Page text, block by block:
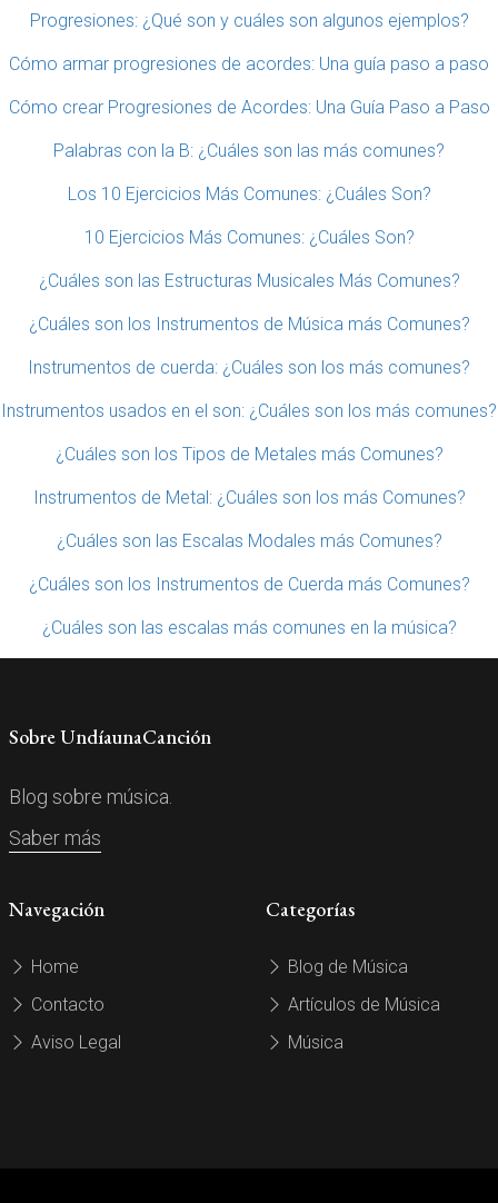
Progresiones: ¿Qué son y cuáles son algunos ejemplos?
Cómo armar progresiones de acordes: Una guía paso a paso
Cómo crear Progresiones de Acordes: Una Guía Paso a Paso
Palabras con la B: ¿Cuáles son las más comunes?
Los 10 Ejercicios Más Comunes: ¿Cuáles Son?
10 Ejercicios Más Comunes: ¿Cuáles Son?
¿Cuáles son las Estructuras Musicales Más Comunes?
¿Cuáles son los Instrumentos de Música más Comunes?
Instrumentos de cuerda: ¿Cuáles son los más comunes?
Instrumentos usados en el son: ¿Cuáles son los más comunes?
¿Cuáles son los Tipos de Metales más Comunes?
Instrumentos de Metal: ¿Cuáles son los más Comunes?
¿Cuáles son las Escalas Modales más Comunes?
¿Cuáles son los Instrumentos de Cuerda más Comunes?
¿Cuáles son las escalas más comunes en la música?
Sobre UndíaunaCanción
Blog sobre música.
Saber más
Navegación
Home
Contacto
Aviso Legal
Categorías
Blog de Música
Artículos de Música
Música